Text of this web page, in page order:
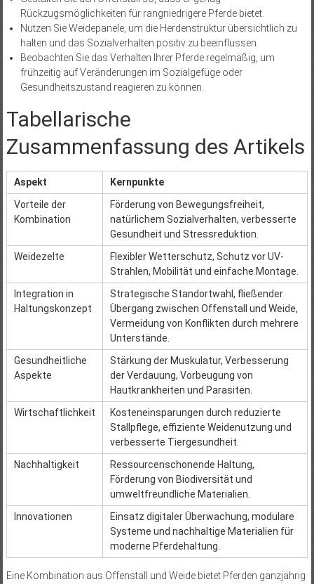
Rückzugsmöglichkeiten für rangniedrigere Pferde bietet.
Nutzen Sie Weidepanele, um die Herdenstruktur übersichtlich zu
halten und das Sozialverhalten positiv zu beeinflussen.
Beobachten Sie das Verhalten Ihrer Pferde regelmäßig, um
frühzeitig auf Veränderungen im Sozialgefüge oder
Gesundheitszustand reagieren zu können.
Tabellarische
Zusammenfassung des Artikels
Aspekt
Kernpunkte
Vorteile der
Kombination
Förderung von Bewegungsfreiheit,
natürlichem Sozialverhalten, verbesserte
Gesundheit und Stressreduktion.
Weidezelte
Flexibler Wetterschutz, Schutz vor UV-
Strahlen, Mobilität und einfache Montage.
Integration in
Haltungskonzept
Strategische Standortwahl, fließender
Übergang zwischen Offenstall und Weide,
Vermeidung von Konflikten durch mehrere
Unterstände.
Gesundheitliche
Aspekte
Stärkung der Muskulatur, Verbesserung
der Verdauung, Vorbeugung von
Hautkrankheiten und Parasiten.
Wirtschaftlichkeit
Kosteneinsparungen durch reduzierte
Stallpflege, effiziente Weidenutzung und
verbesserte Tiergesundheit.
Nachhaltigkeit
Ressourcenschonende Haltung,
Förderung von Biodiversität und
umweltfreundliche Materialien.
Innovationen
Einsatz digitaler Überwachung, modulare
Systeme und nachhaltige Materialien für
moderne Pferdehaltung.
Eine Kombination aus Offenstall und Weide bietet Pferden ganzjährig